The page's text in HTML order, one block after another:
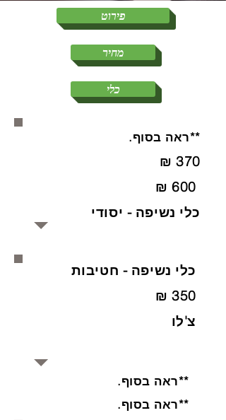
פירוט
מחיר
כלי
**ראה בסוף.
370 ₪
600 ₪
כלי נשיפה - יסודי
כלי נשיפה - חטיבות
350 ₪
צ'לו
**ראה בסוף.
**ראה בסוף.